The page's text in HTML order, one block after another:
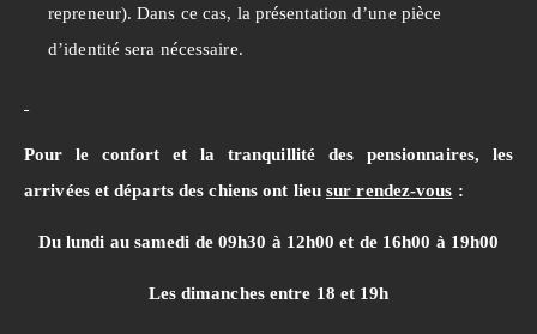
repreneur). Dans ce cas, la présentation d’une pièce
d’identité sera nécessaire.
Pour le confort et la tranquillité des pensionnaires, les
arrivées et départs des chiens ont lieusur rendez-vous :
Du lundi au samedi de 09h30 à 12h00 et de 16h00 à 19h00
Les dimanches entre 18 et 19h